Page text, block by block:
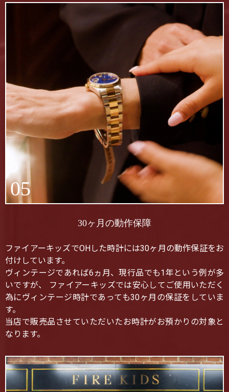
05
30ヶ月の動作保障
ファイアーキッズでOHした時計には30ヶ月の動作保証をお
付けしています。
ヴィンテージであれば6ヵ月、現行品でも1年という例が多
いですが、 ファイアーキッズでは安心してご使用いただく
為にヴィンテージ時計であっても30ヶ月の保証をしていま
す。
当店で販売品させていただいたお時計がお預かりの対象と
なります。